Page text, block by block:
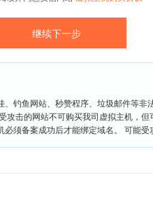
钓鱼网站、秒赞程序、垃圾邮件等
击的网站不可购买我司虚拟主机，但
必须备案成功后才能绑定域名。 可能